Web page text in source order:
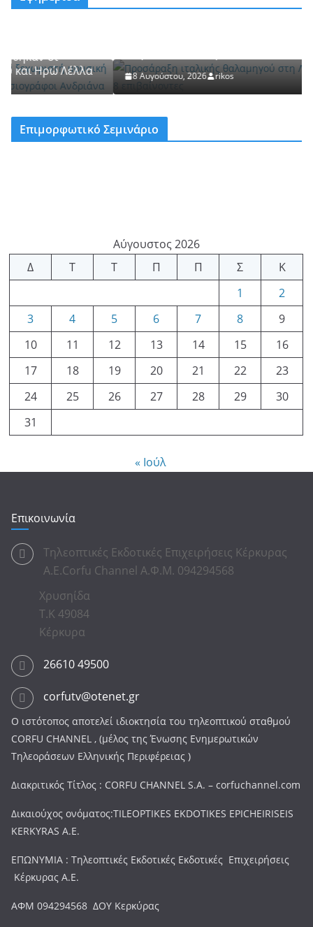
8 Αυγούστου, 2026 rikos
Επιμορφωτικό Σεμινάριο
Αύγουστος 2026
Δ
Τ Τ Π Π Σ
Κ
1
2
3
4 5 6 7 8
9
10
11 12 13 14 15
16
17
18 19 20 21 22
23
24
25 26 27 28 29
30
31
« Ιούλ
Επικοινωνία
Τηλεοπτικές Εκδοτικές Επιχειρήσεις Κέρκυρας
Α.Ε.Corfu Channel Α.Φ.Μ. 094294568
Χρυσηίδα
Τ.Κ 49084
Κέρκυρα
26610 49500
corfutv@otenet.gr
Ο ιστότοπος αποτελεί ιδιοκτησία του τηλεοπτικού σταθμού
CORFU CHANNEL , (μέλος της Ένωσης Ενημερωτικών
Τηλεοράσεων Ελληνικής Περιφέρειας )
Διακριτικός Τίτλος : CORFU CHANNEL S.A. – corfuchannel.com
Δικαιούχος ονόματος:TILEOPTIKES EKDOTIKES EPICHEIRISEIS
KERKYRAS A.E.
ΕΠΩΝΥΜΙΑ : Τηλεοπτικές Εκδοτικές Εκδοτικές Επιχειρήσεις
Κέρκυρας Α.Ε.
ΑΦΜ 094294568 ΔΟΥ Κερκύρας